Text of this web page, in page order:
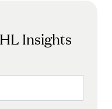
Insights